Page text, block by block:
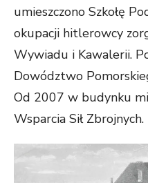
umieszczono Szkołę
okupacji hitlerowcy
Wywiadu i Kawalerii.
Dowództwo
Od 2007 w budynku
Wsparcia Sił Zbrojnych.